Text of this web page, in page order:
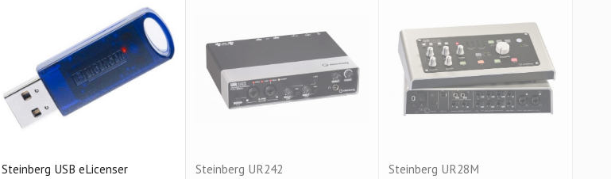
Steinberg USB eLicenser
Steinberg UR242
Steinberg UR28M